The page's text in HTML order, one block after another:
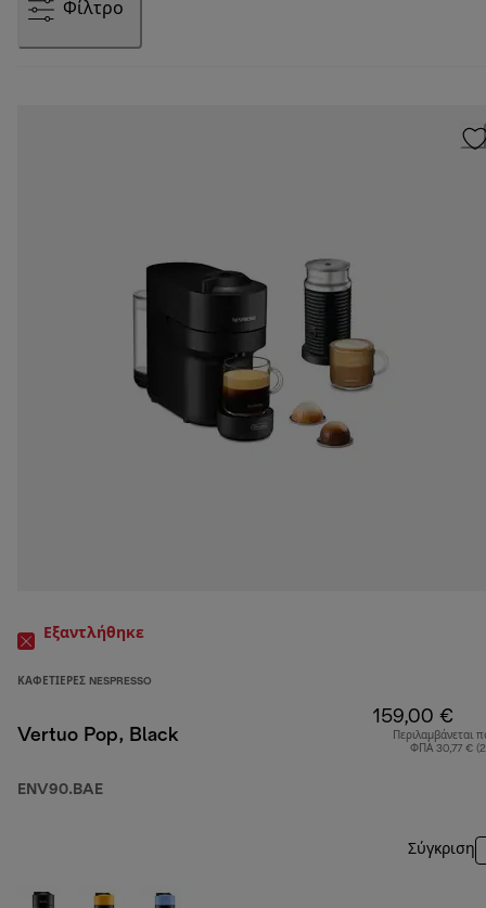
Φίλτρο
Εξαντλήθηκε
ΚΑΦΕΤΙΈΡΕΣ NESPRESSO
Vertuo Pop, Black
ENV90.BAE
159,00 €
Περιλαμβάνεται
ΦΠΑ 30,77 €
Σύγκριση